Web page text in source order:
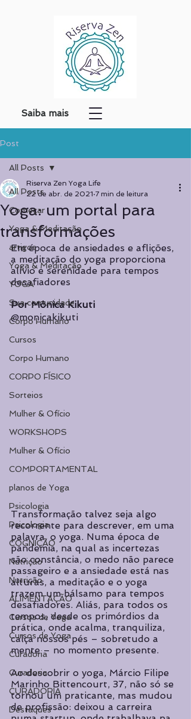
Saiba mais
Post
All Posts
Começar
Yoga & Meditação
artigos
Yoga & Meditação
YOGA
Sua comunidade
Corpo Humano
Cursos
Corpo Humano
CORPO FÍSICO
Sorteios
Mulher & Ofício
WORKSHOPS
Mulher & Ofício
COMPORTAMENTAL
planos de Yoga
Psicologia
Psicologia
COGNIÇÃO
Nutrição
Nutrição
ALIMENTAÇÃO
Cursos de Yoga
Cursos de Yoga
Curadoria
Curadoria
CURADORIA
Destaques
All Posts
Yoga: um portal para
transformações
Riserva Zen Yoga Life
22 de abr. de 2021 7 min de leitura
Em época de ansiedades e aflições,
a meditação do yoga proporciona
alívio e serenidade para tempos
desafiadores
Por Mônica Kikuti
@monicakikuti
Transformação talvez seja algo
recorrente para descrever, em uma
palavra, o yoga. Numa época de
pandemia, na qual as incertezas
são constância, o medo não parece
passageiro e a ansiedade está nas
alturas, a meditação e o yoga
trazem um bálsamo para tempos
desafiadores. Aliás, para todos os
tempos, desde os primórdios da
prática, onde acalma, tranquiliza,
calça nossos pés – sobretudo a
mente – no momento presente.
Ao descobrir o yoga, Márcio Filipe
Marinho Bittencourt, 37, não só se
tornou um praticante, mas mudou
de profissão: deixou a carreira